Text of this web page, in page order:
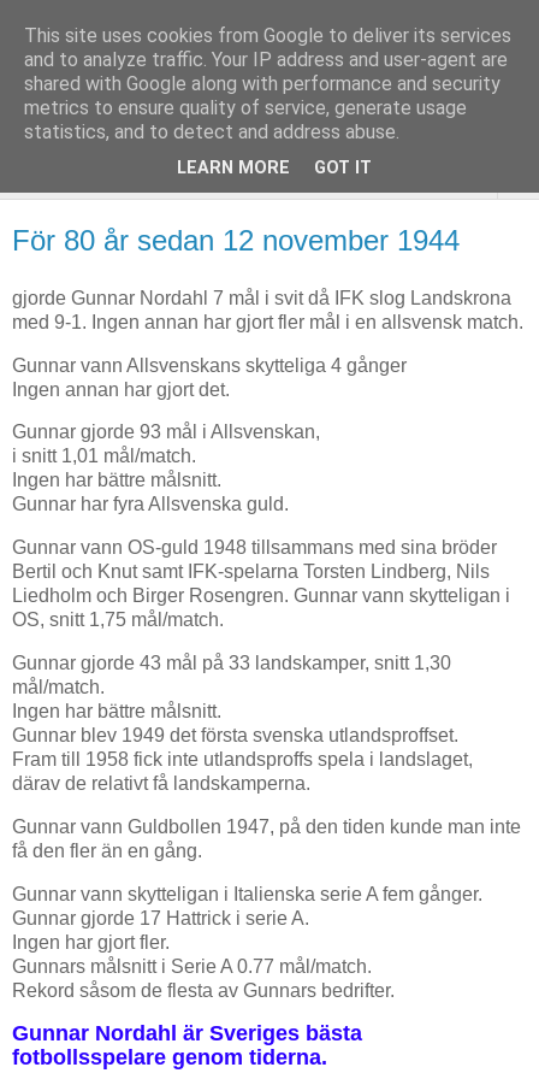
För 80 år sedan 12 november 1944
gjorde Gunnar Nordahl 7 mål i svit då IFK slog Landskrona
med 9-1. Ingen annan har gjort fler mål i en allsvensk match.
Gunnar vann Allsvenskans skytteliga 4 gånger
Ingen annan har gjort det.
Gunnar gjorde 93 mål i Allsvenskan,
i snitt 1,01 mål/match.
Ingen har bättre målsnitt.
Gunnar har fyra Allsvenska guld.
Gunnar vann OS-guld 1948 tillsammans med sina bröder
Bertil och Knut samt IFK-spelarna Torsten Lindberg, Nils
Liedholm och Birger Rosengren. Gunnar vann skytteligan i
OS, snitt 1,75 mål/match.
Gunnar gjorde 43 mål på 33 landskamper, snitt 1,30
mål/match.
Ingen har bättre målsnitt.
Gunnar blev 1949 det första svenska utlandsproffset.
Fram till 1958 fick inte utlandsproffs spela i landslaget,
därav de relativt få landskamperna.
Gunnar vann Guldbollen 1947, på den tiden kunde man inte
få den fler än en gång.
Gunnar vann skytteligan i Italienska serie A fem gånger.
Gunnar gjorde 17 Hattrick i serie A.
Ingen har gjort fler.
Gunnars målsnitt i Serie A 0.77 mål/match.
Rekord såsom de flesta av Gunnars bedrifter.
Gunnar Nordahl är Sveriges bästa
fotbollsspelare genom tiderna.
This site uses cookies from Google to deliver its services
and to analyze traffic. Your IP address and user-agent are
shared with Google along with performance and security
metrics to ensure quality of service, generate usage
statistics, and to detect and address abuse.
LEARN MORE GOT IT